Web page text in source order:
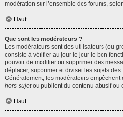
modération sur l’ensemble des forums,
Haut
Que sont les modérateurs ?
Les modérateurs sont des utilisateurs (ou
consiste à vérifier au jour le jour le bon
pouvoir de modifier ou supprimer des
déplacer, supprimer et diviser les sujets des
Généralement, les modérateurs empêchent
hors-sujetou publient du contenu abusif ou
Haut